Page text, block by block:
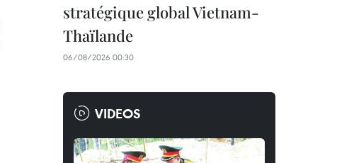
stratégique global Vietnam-
Thaïlande
06/08/2026 00:30
VIDEOS